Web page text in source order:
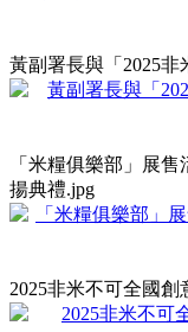
黃副署長與「2025非
「米糧俱樂部」展
揚典禮.jpg
2025非米不可全國